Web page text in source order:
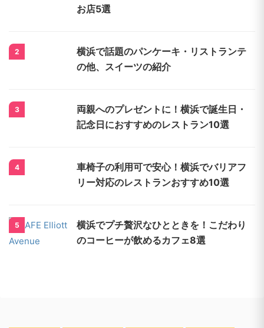
お店5選
2
横浜で話題のパンケーキ・リストランテ
の他、スイーツの紹介
3
両親へのプレゼントに！横浜で誕生日・
記念日におすすめのレストラン10選
4
車椅子の利用可で安心！横浜でバリアフ
リー対応のレストランおすすめ10選
5
横浜でプチ贅沢なひとときを！こだわり
のコーヒーが飲めるカフェ8選